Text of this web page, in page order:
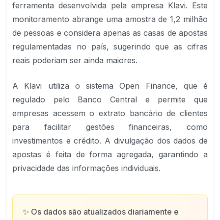
ferramenta desenvolvida pela empresa Klavi. Este
monitoramento abrange uma amostra de 1,2 milhão
de pessoas e considera apenas as casas de apostas
regulamentadas no país, sugerindo que as cifras
reais poderiam ser ainda maiores.
A Klavi utiliza o sistema Open Finance, que é
regulado pelo Banco Central e permite que
empresas acessem o extrato bancário de clientes
para facilitar gestões financeiras, como
investimentos e crédito. A divulgação dos dados de
apostas é feita de forma agregada, garantindo a
privacidade das informações individuais.
✨ Os dados são atualizados diariamente e